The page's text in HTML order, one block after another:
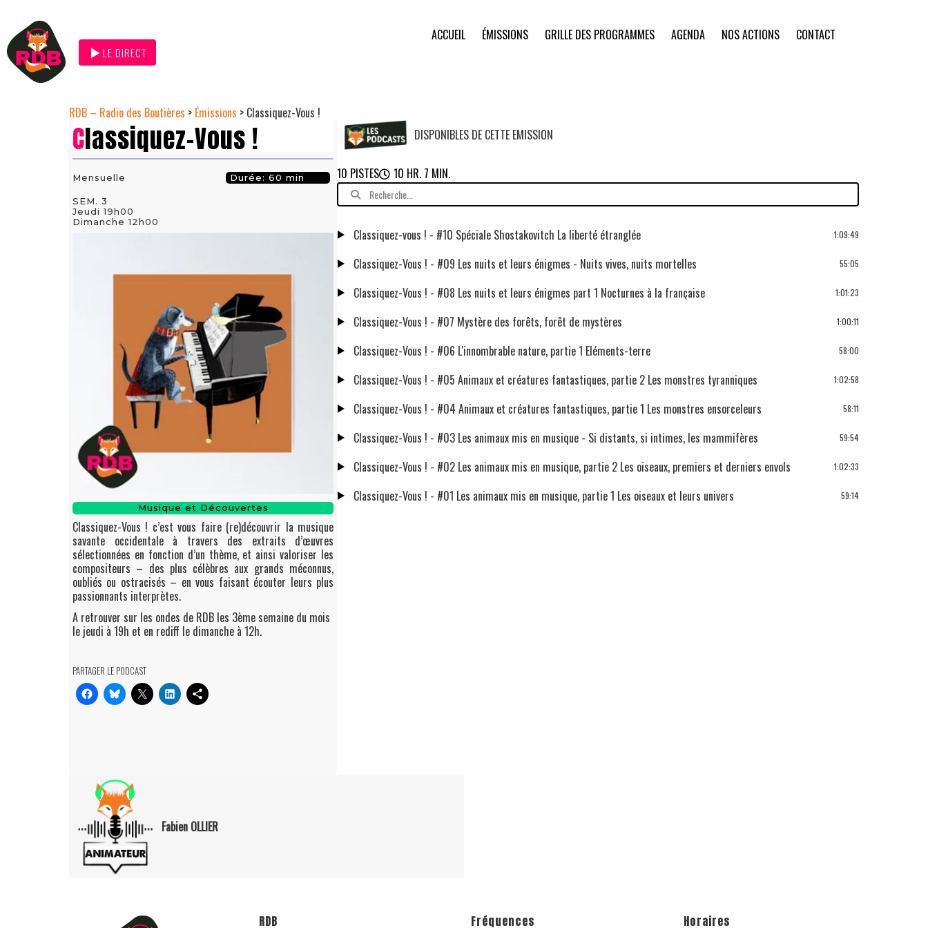
LE DIRECT
ACCUEIL ÉMISSIONS GRILLE DES PROGRAMMES AGENDA NOS ACTIONS CONTACT
RDB – Radio des Boutières > Émissions > Classiquez-Vous !
Classiquez-Vous !
Mensuelle Durée: 60 min
SEM. 3
Jeudi 19h00
Dimanche 12h00
Musique et Découvertes
Classiquez-Vous ! c’est vous faire (re)découvrir la musique
savante occidentale à travers des extraits d’œuvres
sélectionnées en fonction d’un thème, et ainsi valoriser les
compositeurs – des plus célèbres aux grands méconnus,
oubliés ou ostracisés – en vous faisant écouter leurs plus
passionnants interprètes.
A retrouver sur les ondes de RDB les 3ème semaine du mois
le jeudi à 19h et en rediff le dimanche à 12h.
PARTAGER LE PODCAST
DISPONIBLES DE CETTE EMISSION
10 PISTES 10 HR. 7 MIN.
Classiquez-vous ! - #10 Spéciale Shostakovitch La liberté étranglée 1:09:49
Classiquez-Vous ! - #09 Les nuits et leurs énigmes - Nuits vives, nuits mortelles 55:05
Classiquez-Vous ! - #08 Les nuits et leurs énigmes part 1 Nocturnes à la française 1:01:23
Classiquez-Vous ! - #07 Mystère des forêts, forêt de mystères 1:00:11
Classiquez-Vous ! - #06 L'innombrable nature, partie 1 Eléments-terre 58:00
Classiquez-Vous ! - #05 Animaux et créatures fantastiques, partie 2 Les monstres tyranniques 1:02:58
Classiquez-Vous ! - #04 Animaux et créatures fantastiques, partie 1 Les monstres ensorceleurs 58:11
Classiquez-Vous ! - #03 Les animaux mis en musique - Si distants, si intimes, les mammifères 59:54
Classiquez-Vous ! - #02 Les animaux mis en musique, partie 2 Les oiseaux, premiers et derniers envols 1:02:33
Classiquez-Vous ! - #01 Les animaux mis en musique, partie 1 Les oiseaux et leurs univers 59:14
Fabien OLLIER
RDB Fréquences Horaires